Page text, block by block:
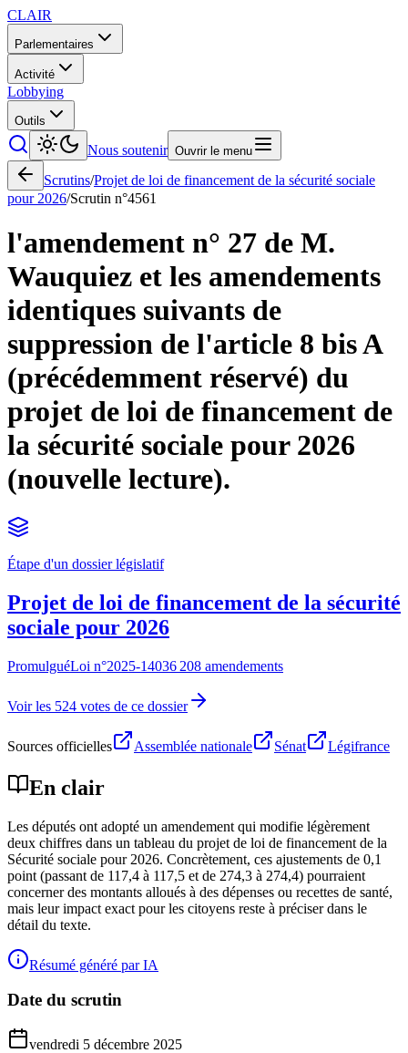
CLAIR
Parlementaires
Activité
Lobbying
Outils
Nous soutenir Ouvrir le menu
Scrutins/Projet de loi de financement de la sécurité sociale
pour 2026/Scrutin n°4561
l'amendement n° 27 de M.
Wauquiez et les amendements
identiques suivants de
suppression de l'article 8 bis A
(précédemment réservé) du
projet de loi de financement de
la sécurité sociale pour 2026
(nouvelle lecture).
Étape d'un dossier législatif
Projet de loi de financement de la sécurité
sociale pour 2026
PromulguéLoi n°2025-14036 208 amendements
Voir les 524 votes de ce dossier
Sources officielles Assemblée nationale Sénat Légifrance
En clair
Les députés ont adopté un amendement qui modifie légèrement
deux chiffres dans un tableau du projet de loi de financement de la
Sécurité sociale pour 2026. Concrètement, ces ajustements de 0,1
point (passant de 117,4 à 117,5 et de 274,3 à 274,4) pourraient
concerner des montants alloués à des dépenses ou recettes de santé,
mais leur impact exact pour les citoyens reste à préciser dans le
détail du texte.
Résumé généré par IA
Date du scrutin
vendredi 5 décembre 2025